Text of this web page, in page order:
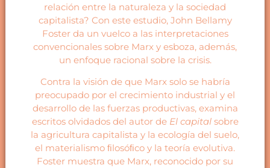
relación entre la naturaleza y la sociedad
capitalista? Con este estudio, John Bellamy
Foster da un vuelco a las interpretaciones
convencionales sobre Marx y esboza, además,
un enfoque racional sobre la crisis.
Contra la visión de que Marx solo se habría
preocupado por el crecimiento industrial y el
desarrollo de las fuerzas productivas, examina
escritos olvidados del autor de El capitalsobre
la agricultura capitalista y la ecología del suelo,
el materialismo ﬁlosóﬁco y la teoría evolutiva.
Foster muestra que Marx, reconocido por su